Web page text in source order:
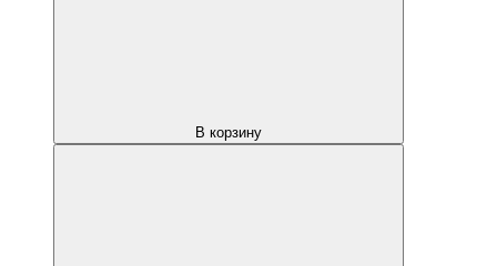
В корзину